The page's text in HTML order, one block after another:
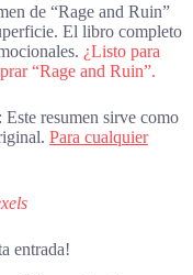
de “Rage and Ruin”
El libro completo
¿Listo para
“Rage and Ruin”.
resumen sirve como
Para cualquier
entrada!